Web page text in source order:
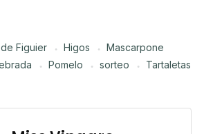
Figuier Higos
Mascarpone
Pomelo sorteo Tartaletas